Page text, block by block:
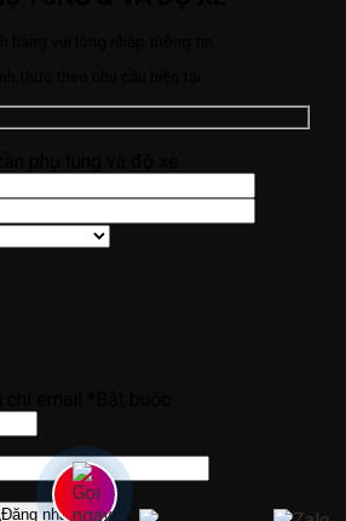
Đăng nhập